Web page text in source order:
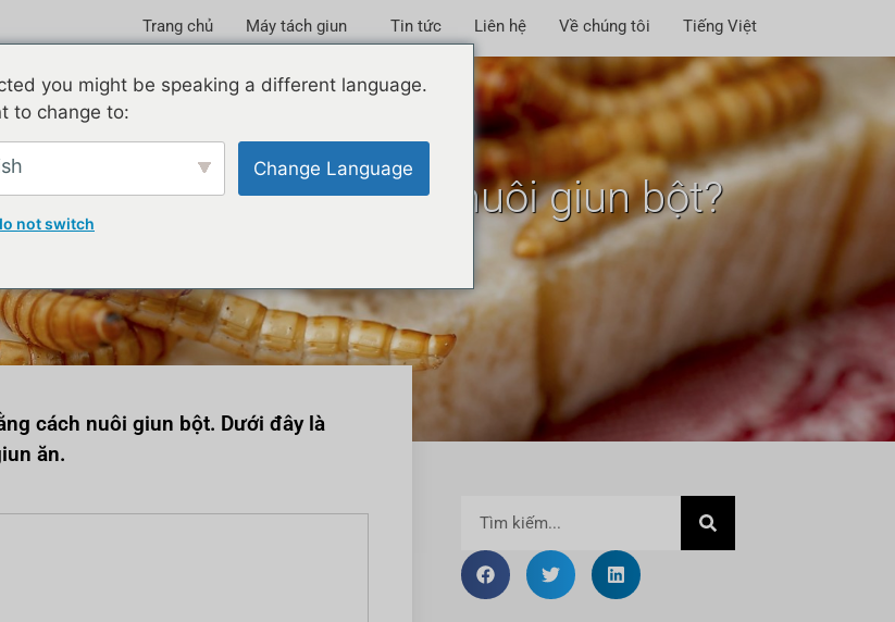
Trang chủ Máy tách giun Tin tức Liên hệ Về chúng tôi Tiếng Việt
sâu bột bằng cách nuôi giun bột?
cách nuôi giun bột. Dưới đây là
ăn.
you might be speaking a different language.
to change to:
Change Language
not switch